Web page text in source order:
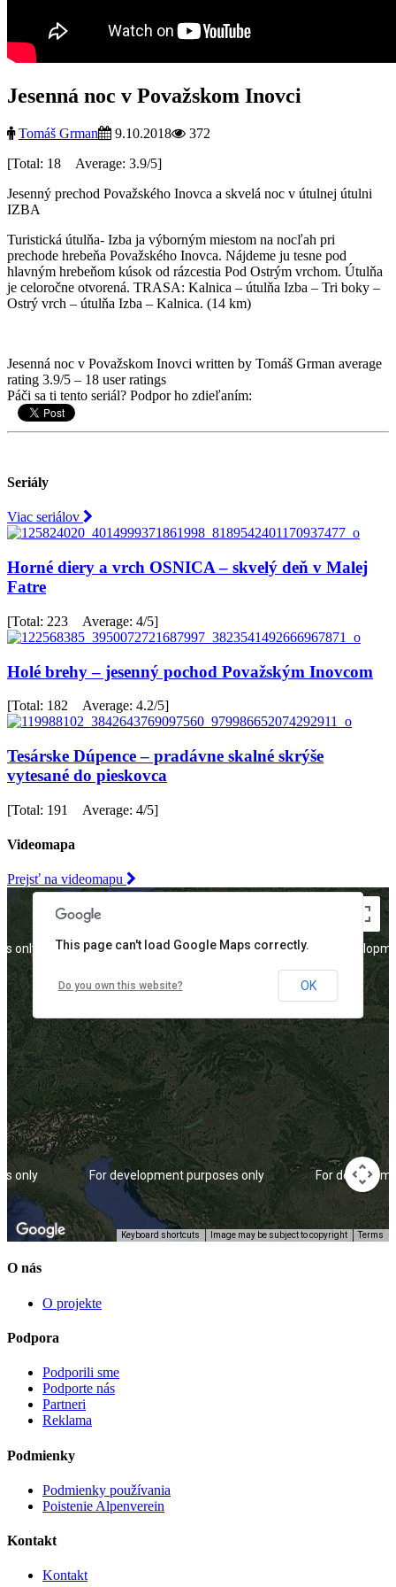
Jesenná noc v Považskom Inovci
Tomáš Grman 9.10.2018
372
[Total: 18 Average: 3.9/5]
Jesenný prechod Považského Inovca a skvelá noc v útulnej útulni
IZBA
Turistická útulňa- Izba ja výborným miestom na nocľah pri
prechode hrebeňa Považského Inovca. Nájdeme ju tesne pod
hlavným hrebeňom kúsok od rázcestia Pod Ostrým vrchom. Útulňa
je celoročne otvorená. TRASA: Kalnica – útulňa Izba – Tri boky –
Ostrý vrch – útulňa Izba – Kalnica. (14 km)
Jesenná noc v Považskom Inovci written by Tomáš Grman average
rating 3.9/5 – 18 user ratings
Páči sa ti tento seriál? Podpor ho zdieľaním:
Seriály
Viac seriálov
Horné diery a vrch OSNICA – skvelý deň v Malej
Fatre
[Total: 223 Average: 4/5]
Holé brehy – jesenný pochod Považským Inovcom
[Total: 182 Average: 4.2/5]
Tesárske Dúpence – pradávne skalné skrýše
vytesané do pieskovca
[Total: 191 Average: 4/5]
Videomapa
Prejsť na videomapu
For development purposes only
only
only For
For
For development purposes only
Keyboard shortcuts Image may be subject to copyright Terms
This page can't load Google Maps correctly.
Do you own this website? OK
O nás
O projekte
Podpora
Podporili sme
Podporte nás
Partneri
Reklama
Podmienky
Podmienky používania
Poistenie Alpenverein
Kontakt
Kontakt